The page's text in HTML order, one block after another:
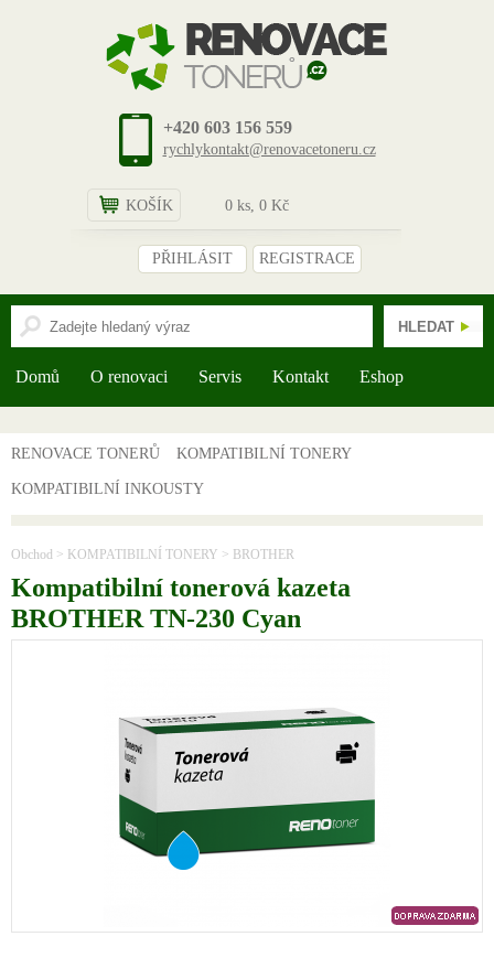
+420 603 156 559
rychlykontakt@renovacetoneru.cz
KOŠÍK 0 ks, 0 Kč
PŘIHLÁSIT REGISTRACE
Domů O renovaci Servis Kontakt Eshop
RENOVACE TONERŮ
KOMPATIBILNÍ TONERY
KOMPATIBILNÍ INKOUSTY
Obchod > KOMPATIBILNÍ TONERY > BROTHER
Kompatibilní tonerová kazeta
BROTHER TN-230 Cyan